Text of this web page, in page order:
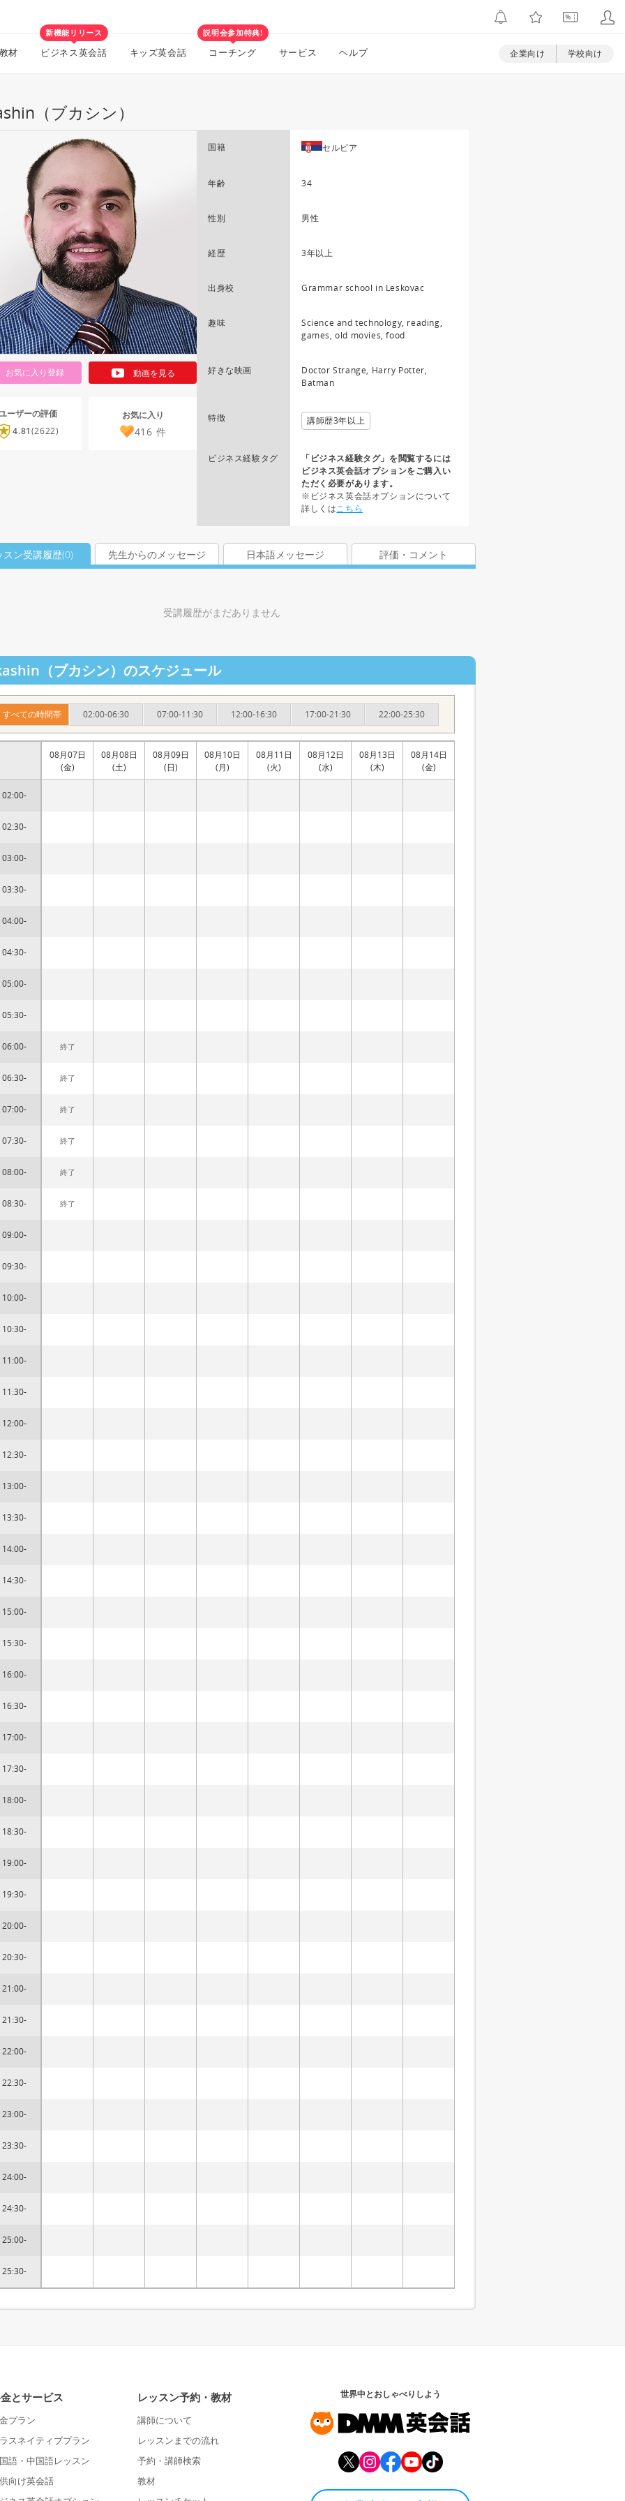
材
新機能リリース
ビジネス英会話 キッズ英会話
説明会参加特典!
コーチング サービス ヘルプ 企業向け 学校向け
（ブカシン）
お気に入り登録 動画を見る
ーザーの評価
4.81(2622)
お気に入り
416 件
国籍 セルビア
年齢 34
性別 男性
経歴 3年以上
出身校 Grammar school in Leskovac
趣味
Science and technology, reading,
games, old movies, food
好きな映画
Doctor Strange, Harry Potter,
Batman
特徴 講師歴3年以上
ビジネス経験タグ
「ビジネス経験タグ」を閲覧するには
ビジネス英会話オプションをご購入い
ただく必要があります。
※ビジネス英会話オプションについて
詳しくはこちら
スン受講履歴(0) 先生からのメッセージ 日本語メッセージ 評価・コメント
受講履歴がまだありません
（ブカシン）のスケジュール
すべての時間帯 02:00-06:30 07:00-11:30 12:00-16:30 17:00-21:30 22:00-25:30
02:00-
02:30-
03:00-
03:30-
04:00-
04:30-
05:00-
05:30-
06:00-
06:30-
07:00-
07:30-
08:00-
08:30-
09:00-
09:30-
10:00-
10:30-
11:00-
11:30-
12:00-
12:30-
13:00-
13:30-
14:00-
14:30-
15:00-
15:30-
16:00-
16:30-
17:00-
17:30-
18:00-
18:30-
19:00-
19:30-
20:00-
20:30-
21:00-
21:30-
22:00-
22:30-
23:00-
23:30-
24:00-
24:30-
25:00-
25:30-
08月07日
(金)
終了
終了
終了
終了
終了
終了
08月08日
(土)
08月09日
(日)
08月10日
(月)
08月11日
(火)
08月12日
(水)
08月13日
(木)
08月14日
(金)
とサービス
プラン
スネイティブプラン
語・中国語レッスン
向け英会話
レッスン予約・教材
講師について
レッスンまでの流れ
予約・講師検索
教材
世界中とおしゃべりしよう